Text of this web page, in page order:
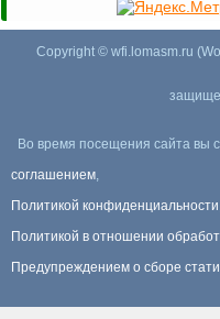
Copyright © wfi.lomasm.ru
Во время посещения сайта вы
соглашением,
Политикой конфиденциальности
Политикой в отношении
Предупреждением о сборе